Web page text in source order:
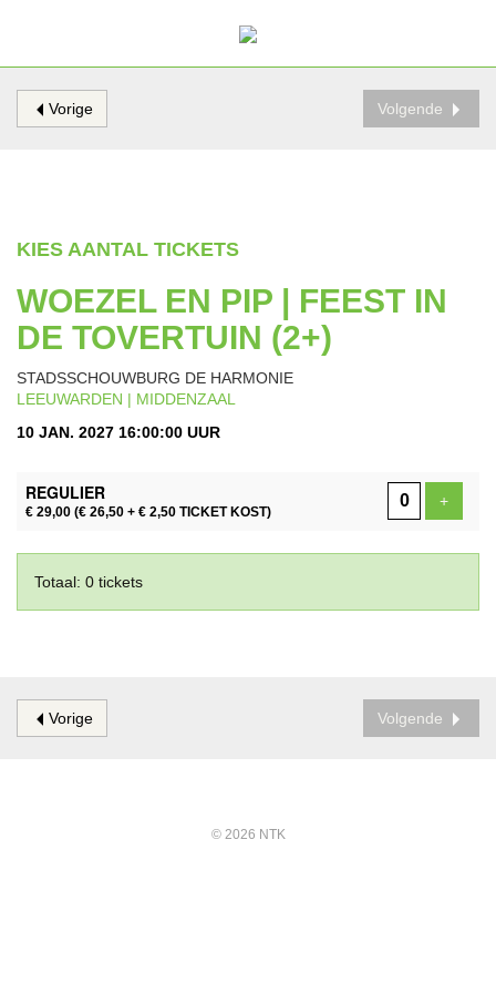
Vorige Volgende
KIES AANTAL TICKETS
WOEZEL EN PIP | FEEST IN
DE TOVERTUIN (2+)
STADSSCHOUWBURG DE HARMONIE
LEEUWARDEN | MIDDENZAAL
10 JAN. 2027 16:00:00 UUR
REGULIER
€ 29,00 (€ 26,50 + € 2,50 TICKET KOST)
+Voeg
Totaal: 0 tickets
Vorige Volgende
© 2026 NTK